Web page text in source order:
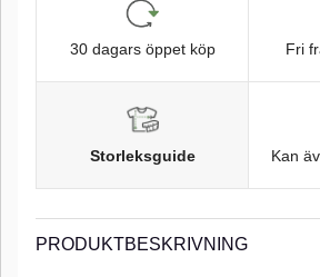
30 dagars öppet köp Fri
Storleksguide Kan
PRODUKTBESKRIVNING